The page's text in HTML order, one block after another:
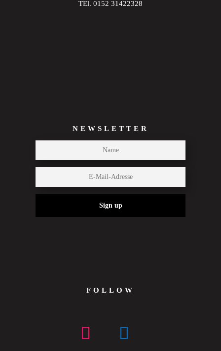
TEl. 0152 31422328
NEWSLETTER
Sign up
FOLLOW